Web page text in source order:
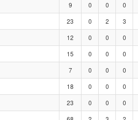
9 0 0 0
23 0 2 3
12 0 0 0
15 0 0 0
7 0 0 0
18 0 0 0
23 0 0 0